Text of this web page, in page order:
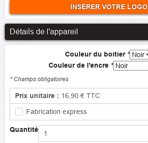
INSÉRER VOTRE LOGO
Détails de l'appareil
Couleur du boitier *
Couleur de l'encre *
* Champs obligatoires
Prix unitaire : 16,90 € TTC
Fabrication express
Quantité